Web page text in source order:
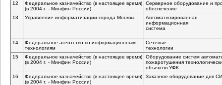
12
Федеральное казначейство (в настоящее время)
(в 2004 г. - Минфин России)
Серверное оборудование и
обеспечение
13
Управление информатизации города Москвы
Автоматизированная
информационная
система
14
Федеральное агентство по информационным
технологиям
Сетевые
технологии
15
Федеральное казначейство (в настоящее время)
(в 2004 г. - Минфин России)
Оборудование систем
пожаротушения
объектов УФК
16
Федеральное казначейство (в настоящее время)
(в 2004 г. - Минфин России)
Заказное оборудование для